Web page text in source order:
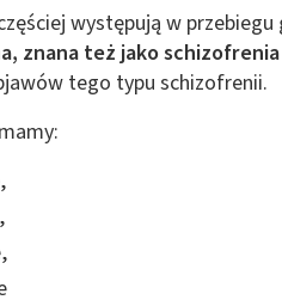
występują w
znana też jako
tego typu schizofrenii.